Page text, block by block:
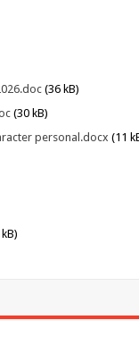
(36 kB)
(30 kB)
personal.docx (11